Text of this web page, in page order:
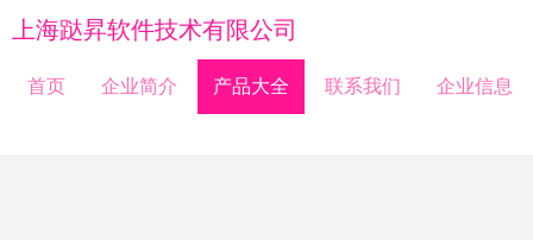
上海跶昇软件技术有限公司
首页 企业简介 产品大全 联系我们 企业信息